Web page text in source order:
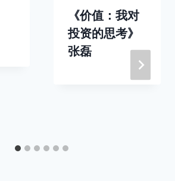
《价值：我对
投资的思考》
张磊